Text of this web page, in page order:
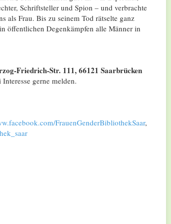
Schriftsteller und Spion – und verbrachte
als Frau. Bis zu seinem Tod rätselte ganz
öffentlichen Degenkämpfen alle Männer in
Friedrich-Str. 111, 66121 Saarbrücken
gerne melden.
FrauenGenderBibliothekSaar,